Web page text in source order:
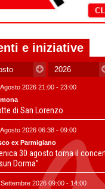
e iniziative
Agosto 2026 21:00 - 23:00
di San Lorenzo
2026 06:38 - 09:00
ex Parmigiano
30 agosto torna il
Dorma”
2026 09:00 - 14:00